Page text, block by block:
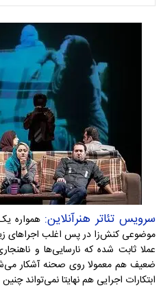
سرویس تئاتر هنرآنلاین: همواره
موضوعی کنش‌زا در پس اغلب اجراهای
عملا ثابت شده که نارسایی‌ها و
ضعیف هم معمولا روی صحنه آشکار
ابتکارات اجرایی هم نهایتا نمی‌تواند